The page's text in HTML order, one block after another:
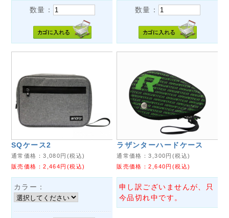
数量： 数量：
SQケース2
通常価格：3,080 円(税込)
販売価格：2,464 円(税込)
カラー：
ラザンターハードケース
通常価格：3,300 円(税込)
販売価格：2,640 円(税込)
申し訳ございませんが、只
今品切れ中です。